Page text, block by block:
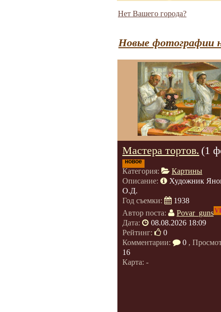
Нет Вашего города?
Новые фотографии
Мастера тортов. (1
новое
Категория:
Картины
Описание:
Художник
О.Д.
Год съемки:
1938
Автор поста:
Povar_guns
Дата:
08.08.2026 18:09
Рейтинг:
0
Комментарии:
0 ,
16
Карта: -